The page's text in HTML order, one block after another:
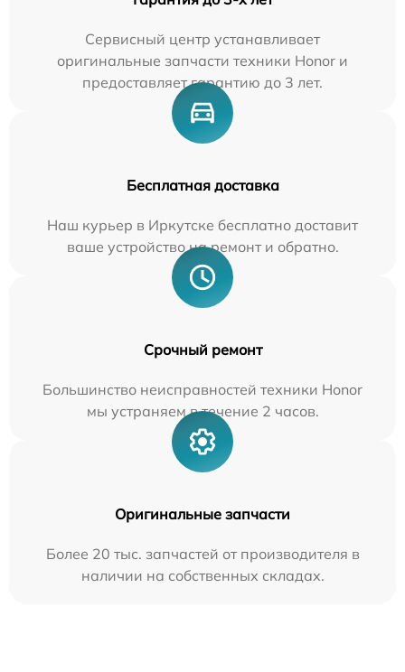
Сервисный центр устанавливает
оригинальные запчасти техники Honor и
предоставляет гарантию до 3 лет.
Бесплатная доставка
Наш курьер в Иркутске бесплатно доставит
ваше устройство на ремонт и обратно.
Срочный ремонт
Большинство неисправностей техники Honor
мы устраняем в течение 2 часов.
Оригинальные запчасти
Более 20 тыс. запчастей от производителя в
наличии на собственных складах.